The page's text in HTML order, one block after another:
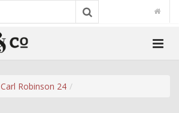
Carl Robinson 24